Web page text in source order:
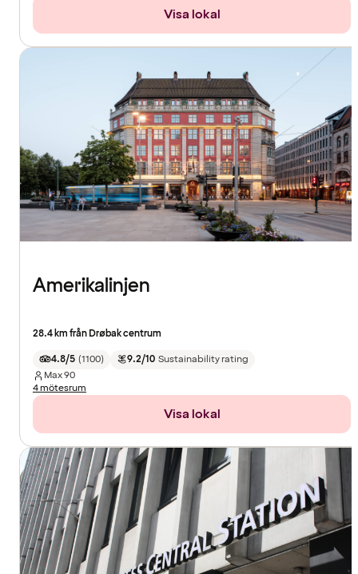
Visa lokal
Amerikalinjen
28.4 km från Drøbak centrum
4.8/5 (1100) 9.2/10 Sustainability rating
Max90
4 mötesrum
Visa lokal